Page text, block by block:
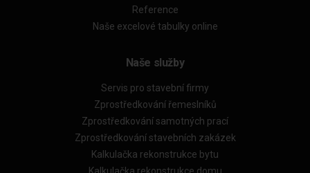
Reference
Naše excelové tabulky online
Naše služby
Servis pro stavební firmy
Zprostředkování řemeslníků
Zprostředkování samotných prací
Zprostředkování stavebních zakázek
Kalkulačka rekonstrukce bytu